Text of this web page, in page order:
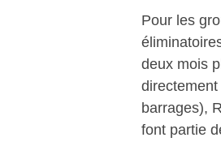
Pour les
deux mois
barrages),
font partie